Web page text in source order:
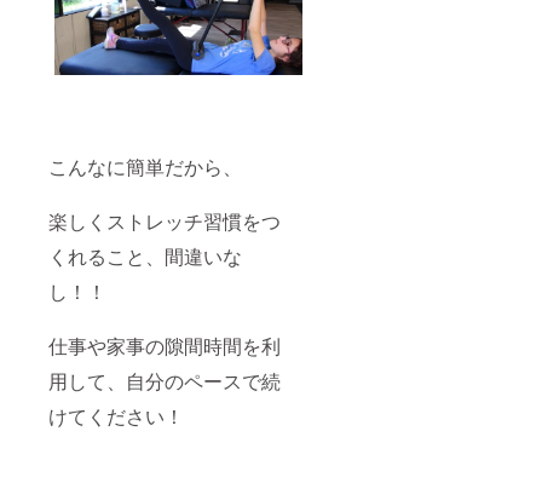
こんなに簡単だから、
楽しくストレッチ習慣をつ
くれること、間違いな
し！！
仕事や家事の隙間時間を利
用して、自分のペースで続
けてください！